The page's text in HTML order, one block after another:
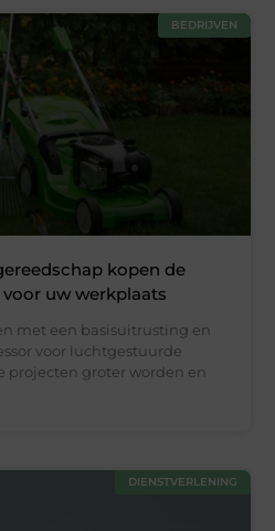
BEDRIJVEN
kopen de
uw werkplaats
met een basisuitrusting en
voor luchtgestuurde
projecten groter worden en
DIENSTVERLENING